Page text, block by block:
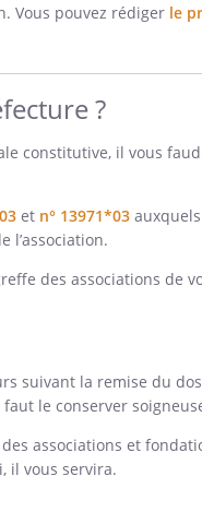
Vous pouvez rédiger le
?
constitutive, il vous
et n° 13971*03
l’association.
des associations de
suivant la remise du
le conserver
associations et
il vous servira.